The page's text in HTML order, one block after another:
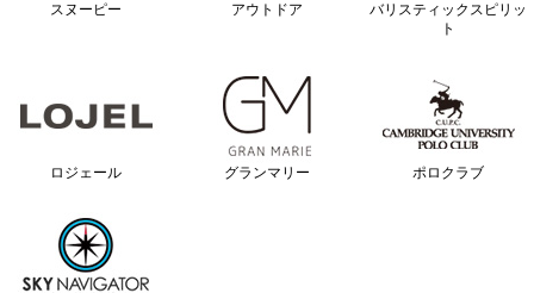
スヌーピー アウトドア
バリスティックスピリッ
ト
ロジェール グランマリー ポロクラブ